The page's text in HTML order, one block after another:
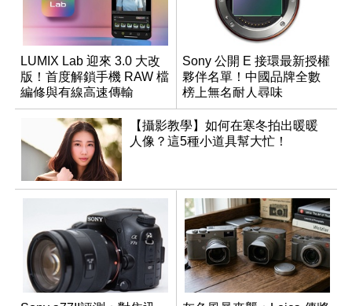
LUMIX Lab 迎來 3.0 大改
版！首度解鎖手機 RAW 檔
編修與有線高速傳輸
Sony 公開 E 接環最新授權
夥伴名單！中國品牌全數
榜上無名耐人尋味
【攝影教學】如何在寒冬拍出暖暖
人像？這5種小道具幫大忙！